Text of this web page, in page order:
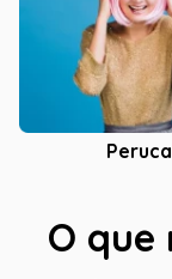
O que